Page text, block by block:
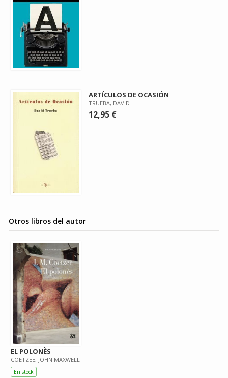
ARTÍCULOS DE OCASIÓN
TRUEBA, DAVID
12,95 €
Otros libros del autor
EL POLONÈS
COETZEE, JOHN MAXWELL
En stock